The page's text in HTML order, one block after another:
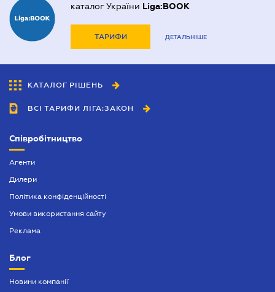
каталог України Liga:BOOK
ТАРИФИ ДЕТАЛЬНІШЕ
КАТАЛОГ РІШЕНЬ
ВСІ ТАРИФИ ЛІГА:ЗАКОН
Співробітництво
Агенти
Дилери
Політика конфіденційності
Умови використання сайту
Реклама
Блог
Новини компанії